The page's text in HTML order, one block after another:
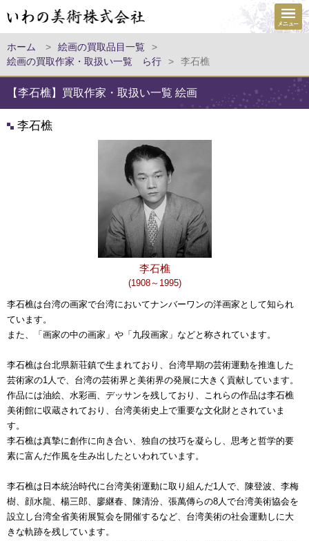
ホーム > 絵画の買取品目一覧
>
絵画の買取作家・取扱い一覧 ら行
> 李石樵
【李石樵】買取作家・取扱い一覧 絵画
李石樵
李石樵
(1908～1995)
李石樵は台湾の画家で台湾においてナンバーワンの洋画家として知られ
ています。
また、「画家の中の画家」や「九段画家」などと称されています。
李石樵は台北県新荘鎮で生まれており、台湾早期の芸術運動を推進した
芸術家の1人で、台湾の芸術界と美術界の発展に大きく貢献しています。
作品には油絵、水彩画、デッサンを残しており、これらの作品は李石樵
美術館に収蔵されており、台湾美術史上で重要な文化財とされていま
す。
李石樵は真摯に創作に向き合い、独自の技巧を凝らし、思考と哲学的要
素に富んだ作風を生み出したといわれています。
李石樵は日本統治時代に台湾美術運動に取り組んだ1人で、陳登波、李梅
樹、顔水龍、楊三郎、廖継春、陳清汾、張萬傳らの8人で台湾美術協会を
設立し台湾全省美術展覧会を開催するなど、台湾美術の社会運動しに大
きな軌跡を残しています。